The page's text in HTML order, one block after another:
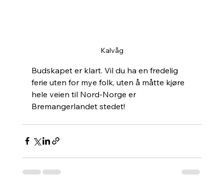
Kalvåg
Budskapet er klart. Vil du ha en fredelig
ferie uten for mye folk, uten å måtte kjøre
hele veien til Nord-Norge er
Bremangerlandet stedet!